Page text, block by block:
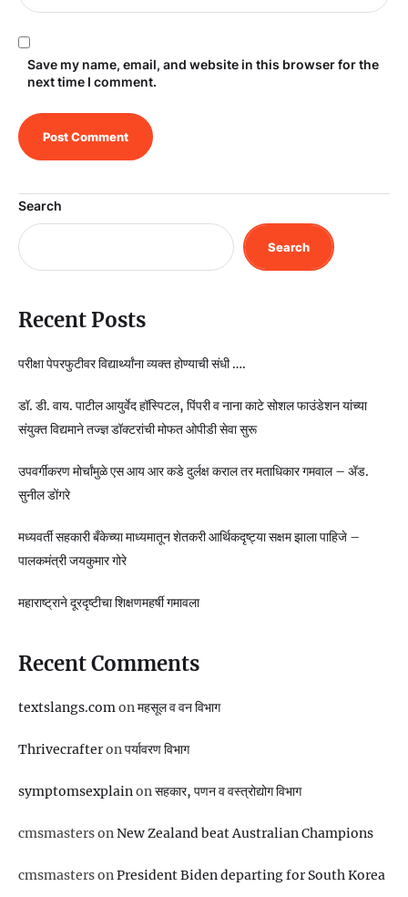
Save my name, email, and website in this browser for the
next time I comment.
Search
Search
Recent Posts
परीक्षा पेपरफुटीवर विद्यार्थ्यांना व्यक्त होण्याची संधी ….
डॉ. डी. वाय. पाटील आयुर्वेद हॉस्पिटल, पिंपरी व नाना काटे सोशल फाउंडेशन यांच्या
संयुक्त विद्यमाने तज्ज्ञ डॉक्टरांची मोफत ओपीडी सेवा सुरू
उपवर्गीकरण मोर्चांमुळे एस आय आर कडे दुर्लक्ष कराल तर मताधिकार गमवाल – ॲड.
सुनील डोंगरे
मध्यवर्ती सहकारी बँकेच्या माध्यमातून शेतकरी आर्थिकदृष्ट्या सक्षम झाला पाहिजे –
पालकमंत्री जयकुमार गोरे
महाराष्ट्राने दूरदृष्टीचा शिक्षणमहर्षी गमावला
Recent Comments
textslangs.comonमहसूल व वन विभाग
Thrivecrafteronपर्यावरण विभाग
symptomsexplainonसहकार, पणन व वस्‍त्रोद्योग विभाग
cmsmastersonNew Zealand beat Australian Champions
cmsmastersonPresident Biden departing for South Korea